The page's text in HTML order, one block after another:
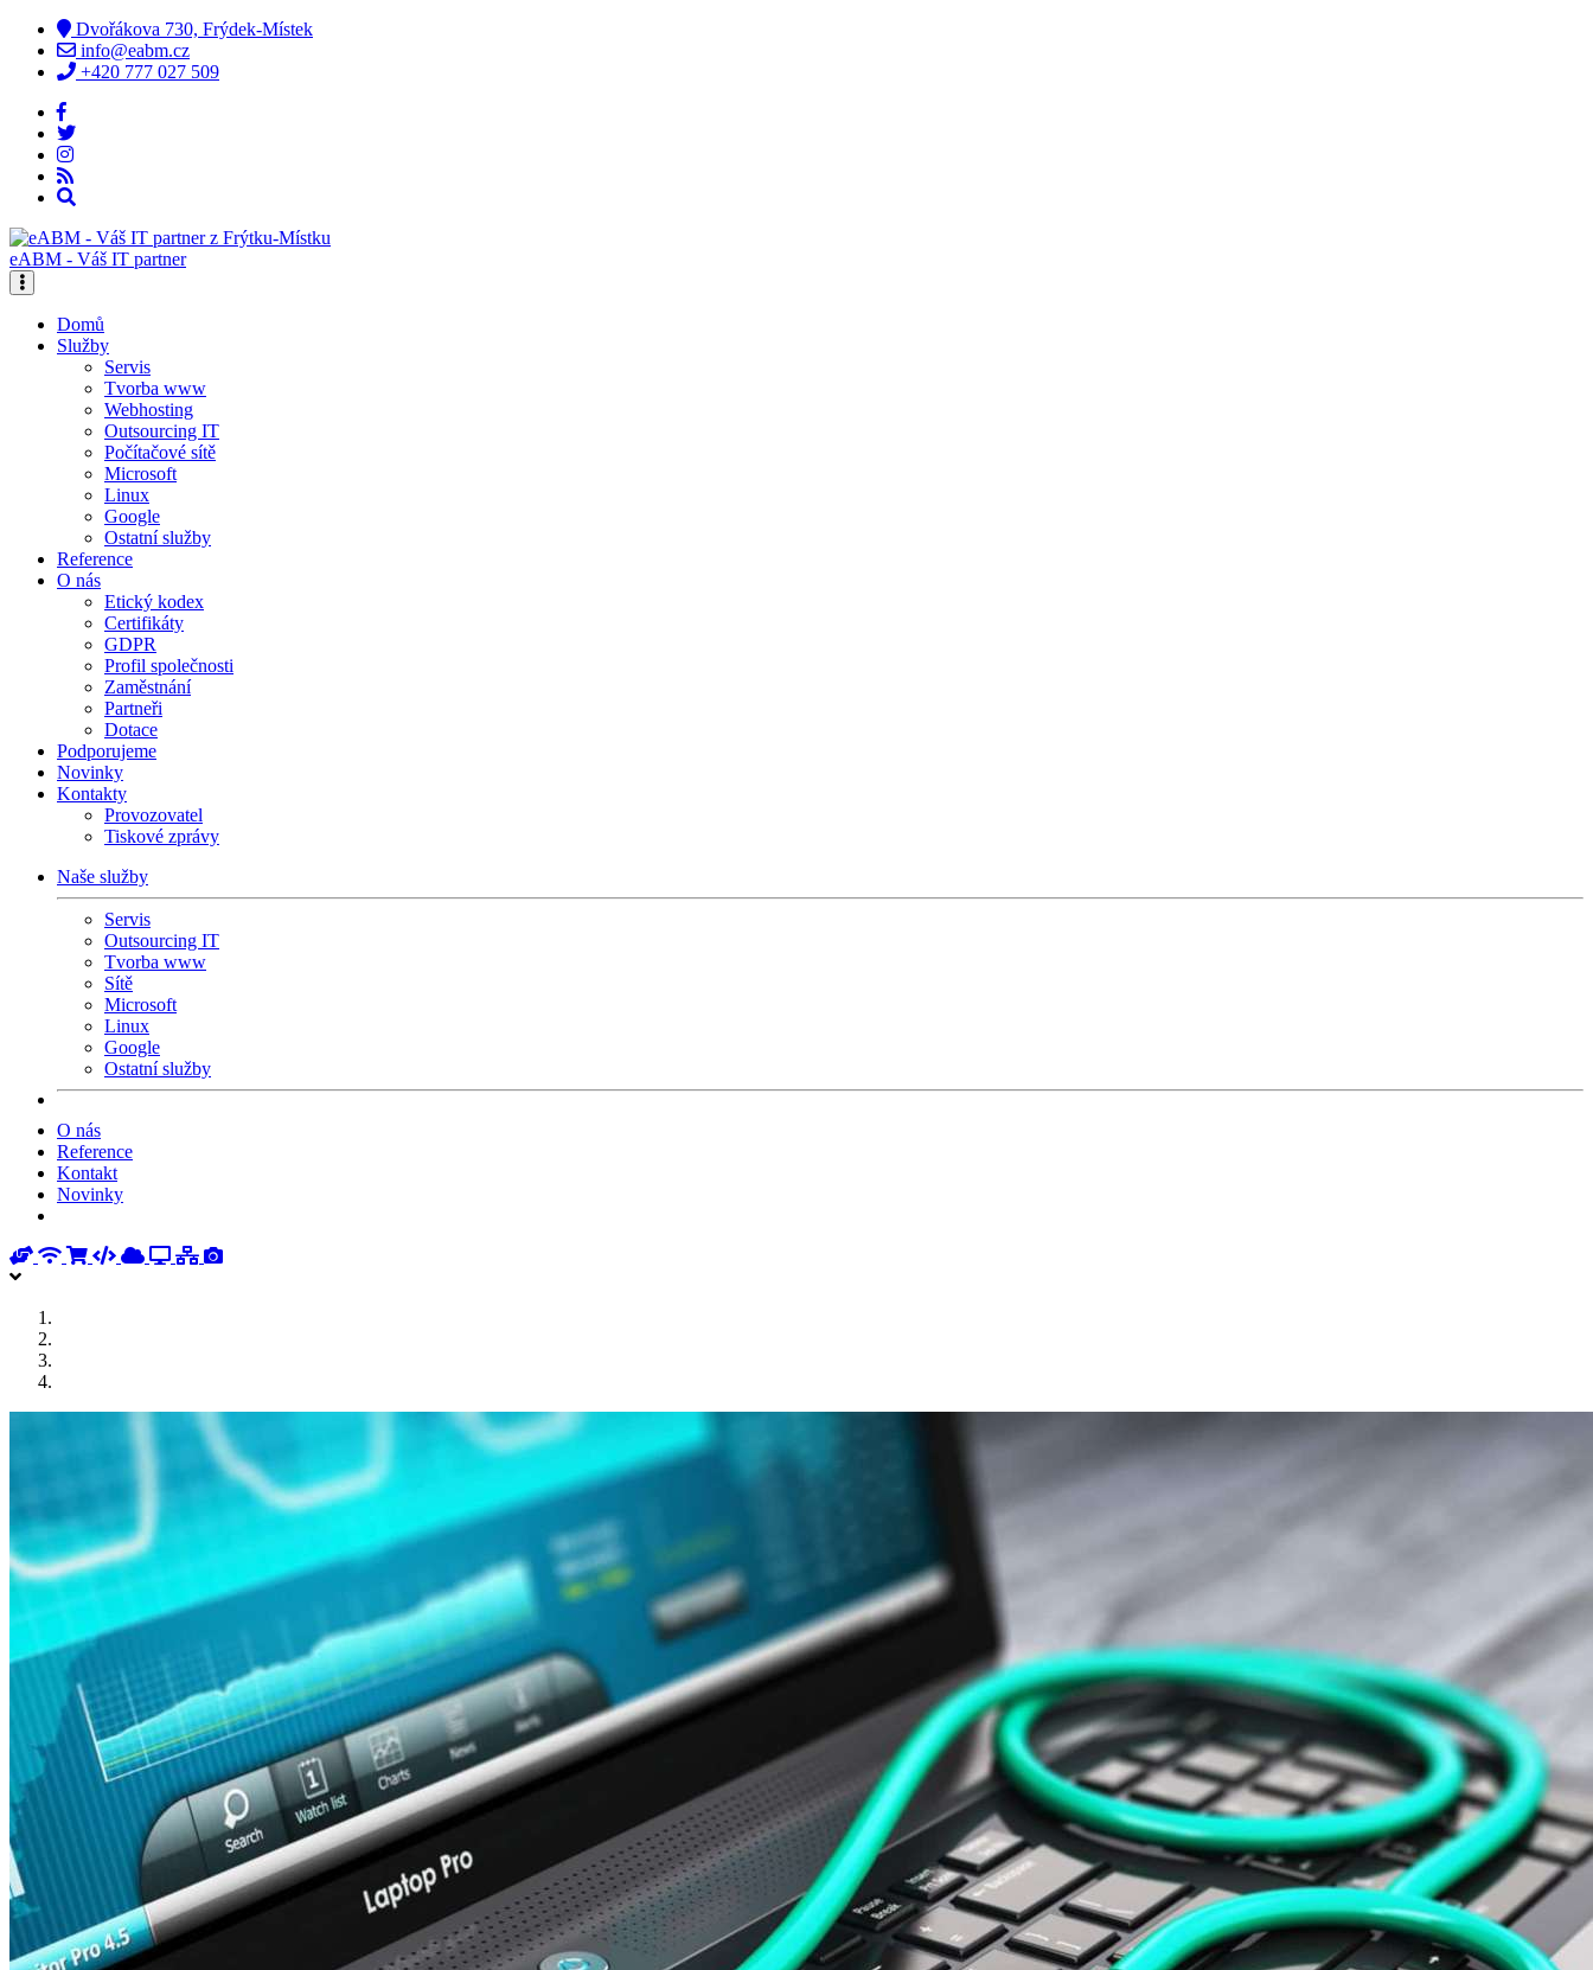
Dvořákova 730, Frýdek-Místek
info@eabm.cz
+420 777 027 509
eABM - Váš IT partner
Domů
Služby
Servis
Tvorba www
Webhosting
Outsourcing IT
Počítačové sítě
Microsoft
Linux
Google
Ostatní služby
Reference
O nás
Etický kodex
Certifikáty
GDPR
Profil společnosti
Zaměstnání
Partneři
Dotace
Podporujeme
Novinky
Kontakty
Provozovatel
Tiskové zprávy
Naše služby
Servis
Outsourcing IT
Tvorba www
Sítě
Microsoft
Linux
Google
Ostatní služby
O nás
Reference
Kontakt
Novinky